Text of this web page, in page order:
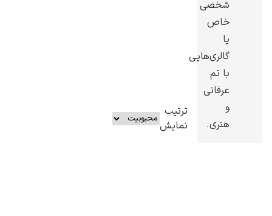
شخصی
خاص
یا
گالری‌هایی
با تم
عرفانی
و
هنری.
ترتیب
نمایش